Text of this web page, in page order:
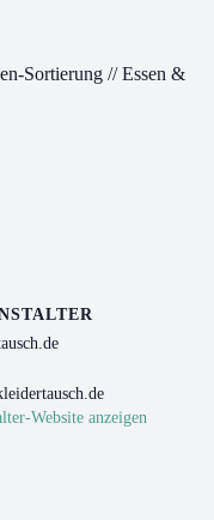
Sortierung // Essen &
Website anzeigen